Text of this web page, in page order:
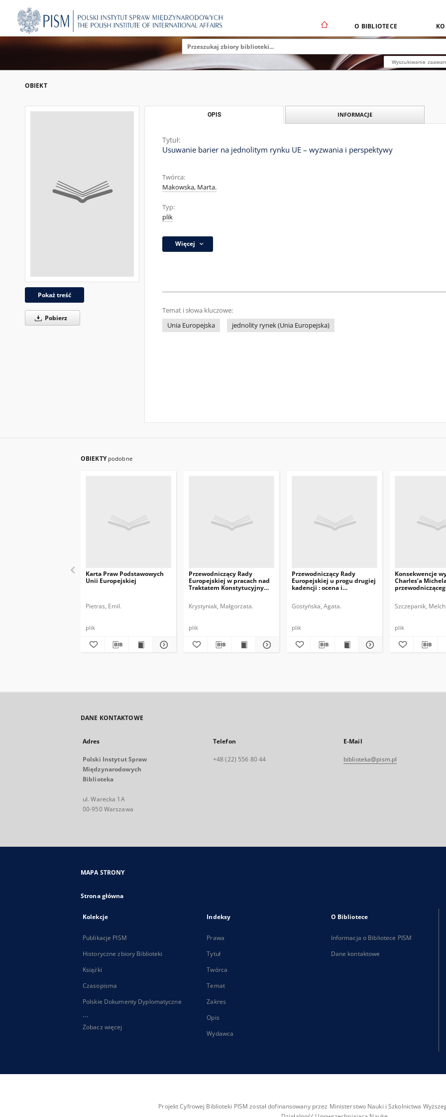
O BIBLIOTECE
Wyszukiwanie
OBIEKT
Pokaż treść
Pobierz
OPIS INFORMACJE
Tytuł:
Usuwanie barier na jednolitym rynku UE – wyzwania i perspektywy
Twórca:
Makowska, Marta.
Typ:
plik
Więcej
Temat i słowa kluczowe:
Unia Europejska
jednolity rynek (Unia Europejska)
OBIEKTY podobne
Karta Praw Podstawowych
Unii Europejskiej
Pietras, Emil.
plik
Przewodniczący Rady
Europejskiej w pracach nad
Traktatem Konstytucyjnym
Krystyniak, Małgorzata.
plik
Przewodniczący Rady
Europejskiej u progu drugiej
kadencji : ocena i
Gostyńska, Agata.
plik
Konsekwencje
Charles’a
Szczepanik,
plik
DANE KONTAKTOWE
Adres
Polski Instytut Spraw
Międzynarodowych
Biblioteka
ul. Warecka 1A
00-950 Warszawa
Telefon
+48 (22) 556 80 44
E-Mail
biblioteka@pism.pl
MAPA STRONY
Strona główna
Kolekcje
Publikacje PISM
Historyczne zbiory Biblioteki
Książki
Czasopisma
Polskie Dokumenty Dyplomatyczne
...
Zobacz więcej
Indeksy
Prawa
Tytuł
Twórca
Temat
Zakres
Opis
Wydawca
O Bibliotece
Informacja o Bibliotece PISM
Dane kontaktowe
Projekt Cyfrowej Biblioteki PISM został dofinansowany przez Ministerstwo Nauki i Szkolnictwa